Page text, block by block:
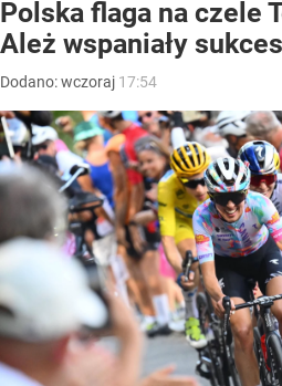
Polska flaga na czele
Ależ wspaniały sukces
Dodano:wczoraj 17:54